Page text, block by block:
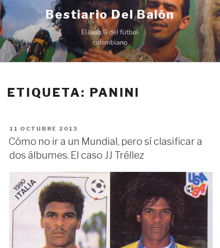
Ir
al
contenido
Bestiario Del Balón
El lado B del fútbol
colombiano
ETIQUETA: PANINI
PUBLICADO
EN
11 OCTUBRE 2013
Cómo no ir a un Mundial, pero sí clasificar a
dos álbumes. El caso JJ Tréllez